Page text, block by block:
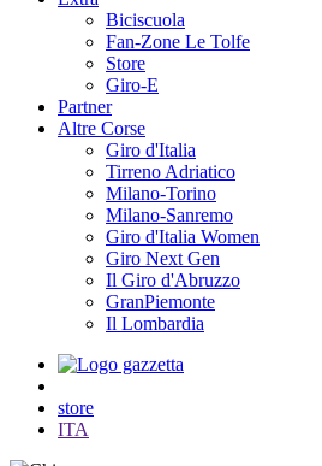
Biciscuola
Fan-Zone Le Tolfe
Store
Giro-E
Partner
Altre Corse
Giro d'Italia
Tirreno Adriatico
Milano-Torino
Milano-Sanremo
Giro d'Italia Women
Giro Next Gen
Il Giro d'Abruzzo
GranPiemonte
Il Lombardia
store
ITA